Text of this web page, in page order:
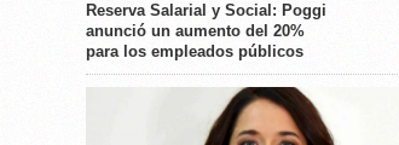
Reserva Salarial y Social: Poggi
anunció un aumento del 20%
para los empleados públicos